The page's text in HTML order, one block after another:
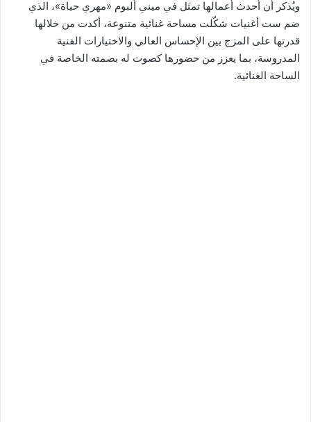
ويُذكر أن أحدث أعمالها تمثل في ميني ألبوم «مهري حياة»، الذي
ضم ست أغنيات شكّلت مساحة غنائية متنوعة، أكدت من خلالها
قدرتها على المزج بين الإحساس العالي والاختيارات الفنية
المدروسة، بما يعزز من حضورها كصوت له بصمته الخاصة في
الساحة الغنائية.